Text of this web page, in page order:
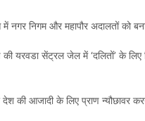
नगर निगम और महापौर अदालतों को
यरवडा सेंट्रल जेल में ‘दलितों’ के
देश की आजादी के लिए प्राण न्यौछावर